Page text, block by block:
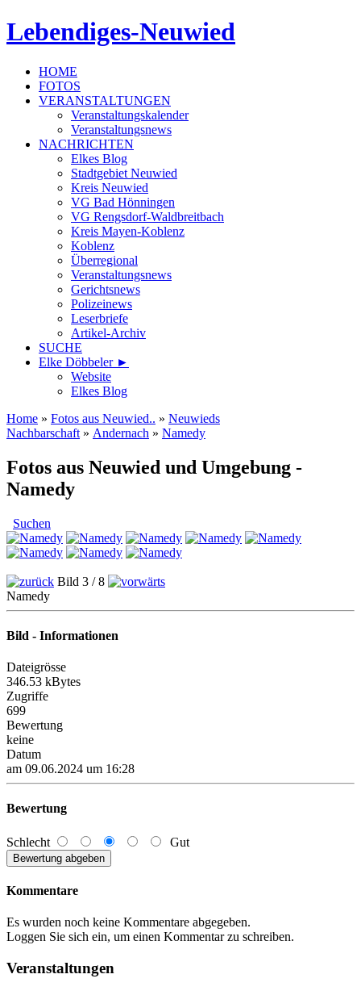
Lebendiges-Neuwied
HOME
FOTOS
VERANSTALTUNGEN
Veranstaltungskalender
Veranstaltungsnews
NACHRICHTEN
Elkes Blog
Stadtgebiet Neuwied
Kreis Neuwied
VG Bad Hönningen
VG Rengsdorf-Waldbreitbach
Kreis Mayen-Koblenz
Koblenz
Überregional
Veranstaltungsnews
Gerichtsnews
Polizeinews
Leserbriefe
Artikel-Archiv
SUCHE
Elke Döbbeler ►
Website
Elkes Blog
Home » Fotos aus Neuwied.. » Neuwieds
Nachbarschaft » Andernach » Namedy
Fotos aus Neuwied und Umgebung -
Namedy
Suchen
Bild 3 / 8
Namedy
Bild - Informationen
Dateigrösse
346.53 kBytes
Zugriffe
699
Bewertung
keine
Datum
am 09.06.2024 um 16:28
Bewertung
Schlecht Gut
Kommentare
Es wurden noch keine Kommentare abgegeben.
Loggen Sie sich ein, um einen Kommentar zu schreiben.
Veranstaltungen